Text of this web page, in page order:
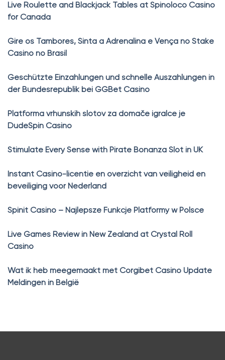
Live Roulette and Blackjack Tables at Spinoloco Casino
for Canada
Gire os Tambores, Sinta a Adrenalina e Vença no Stake
Casino no Brasil
Geschützte Einzahlungen und schnelle Auszahlungen in
der Bundesrepublik bei GGBet Casino
Platforma vrhunskih slotov za domače igralce je
DudeSpin Casino
Stimulate Every Sense with Pirate Bonanza Slot in UK
Instant Casino-licentie en overzicht van veiligheid en
beveiliging voor Nederland
Spinit Casino – Najlepsze Funkcje Platformy w Polsce
Live Games Review in New Zealand at Crystal Roll
Casino
Wat ik heb meegemaakt met Corgibet Casino Update
Meldingen in België